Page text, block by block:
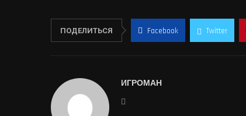
ПОДЕЛИТЬСЯ Facebook Twitter
ИГРОМАН